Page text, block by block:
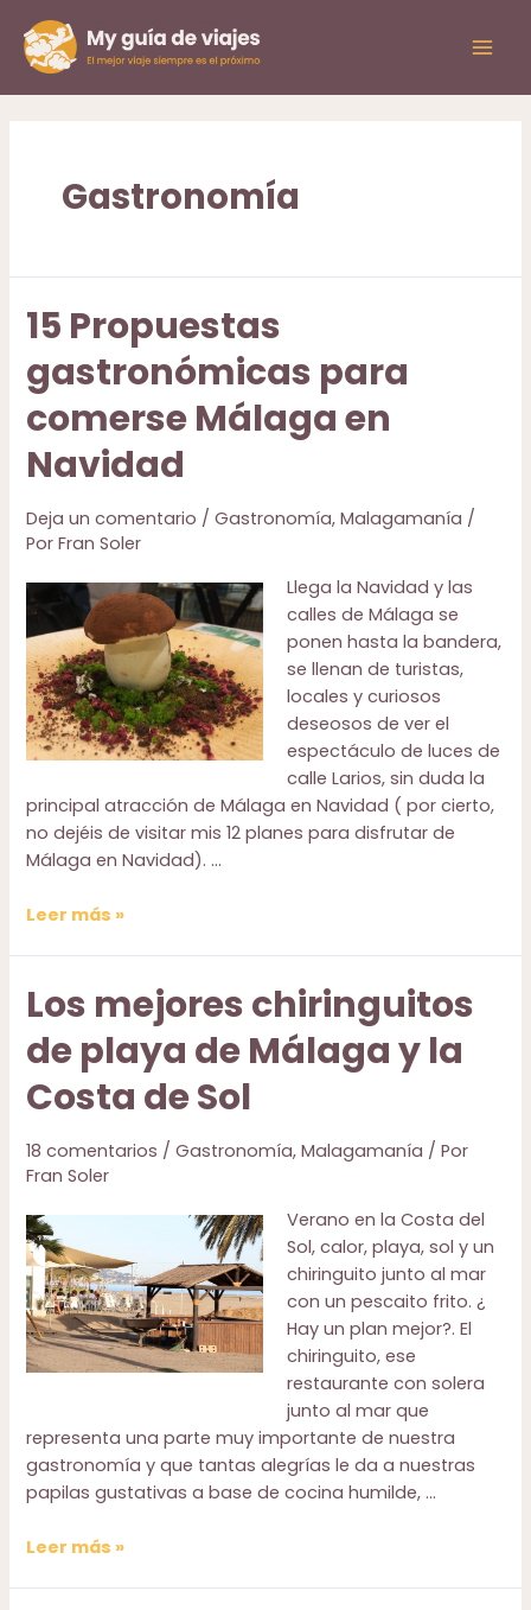
contenido
Gastronomía
15 Propuestas
gastronómicas para
comerse Málaga en
Navidad
Deja un comentario /Gastronomía,Malagamanía /
PorFran Soler
Llega la Navidad y las
calles de Málaga se
ponen hasta la bandera,
se llenan de turistas,
locales y curiosos
deseosos de ver el
espectáculo de luces de
calle Larios, sin duda la
principal atracción de Málaga en Navidad ( por cierto,
no dejéis de visitar mis 12 planes para disfrutar de
Málaga en Navidad). …
15
para
comerse
Málaga
Navidad
Leer más »
Los mejores chiringuitos
de playa de Málaga y la
Costa de Sol
18 comentarios /Gastronomía,Malagamanía / Por
Fran Soler
Verano en la Costa del
Sol, calor, playa, sol y un
chiringuito junto al mar
con un pescaito frito. ¿
Hay un plan mejor?. El
chiringuito, ese
restaurante con solera
junto al mar que
representa una parte muy importante de nuestra
gastronomía y que tantas alegrías le da a nuestras
papilas gustativas a base de cocina humilde, …
Los
Leer más »